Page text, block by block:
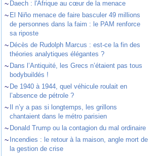
~ Daech : l'Afrique au cœur de la menace
~ El Niño menace de faire basculer 49 millions
de personnes dans la faim : le PAM renforce
sa riposte
~ Décès de Rudolph Marcus : est-ce la fin des
théories analytiques élégantes ?
~ Dans l’Antiquité, les Grecs n’étaient pas tous
bodybuildés !
~ De 1940 à 1944, quel véhicule roulait en
l’absence de pétrole ?
~
Il n’y a pas si longtemps, les grillons
chantaient dans le métro parisien
~ Donald Trump ou la contagion du mal ordinaire
~ Incendies : le retour à la maison, angle mort de
la gestion de crise